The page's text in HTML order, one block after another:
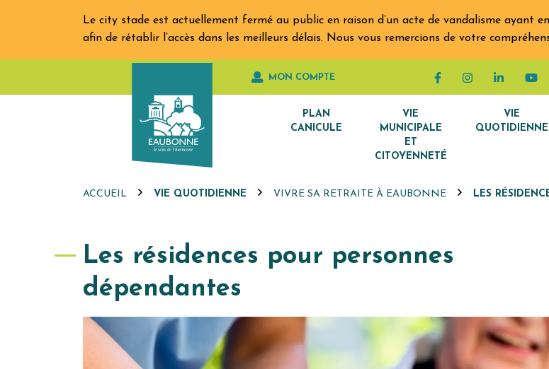
Le city stade est actuellement fermé au public en raison d’un acte de vandalisme ayant
afin de rétablir l’accès dans les meilleurs délais. Nous vous remercions de votre
MON COMPTE Lien vers le compte
Lien vers le
Lien
PLAN
CANICULE
VIE
MUNICIPALE
ET
CITOYENNETÉ
VIE
QUOTIDIENNE
ACCUEIL VIE QUOTIDIENNE VIVRE SA RETRAITE À EAUBONNE LES
Les résidences pour personnes
dépendantes